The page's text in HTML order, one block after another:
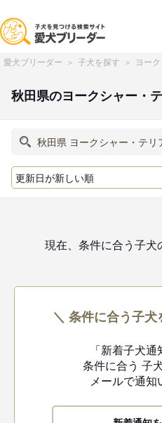
愛犬ブリーダー 子犬を探す ヨー
秋田県のヨークシャー・
現在、条件に合う子犬
＼ 条件に合う子
「新着子犬通
条件に合う 子
メールで通知